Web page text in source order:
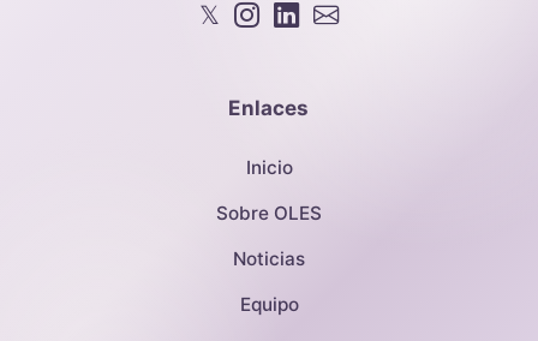
𝕏
Enlaces
Inicio
Sobre OLES
Noticias
Equipo